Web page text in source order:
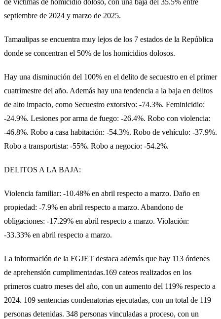
de víctimas de homicidio doloso, con una baja del 35.5% entre
septiembre de 2024 y marzo de 2025.
Tamaulipas se encuentra muy lejos de los 7 estados de la República
donde se concentran el 50% de los homicidios dolosos.
Hay una disminución del 100% en el delito de secuestro en el primer
cuatrimestre del año. Además hay una tendencia a la baja en delitos
de alto impacto, como Secuestro extorsivo: -74.3%. Feminicidio:
-24.9%. Lesiones por arma de fuego: -26.4%. Robo con violencia:
-46.8%. Robo a casa habitación: -54.3%. Robo de vehículo: -37.9%.
Robo a transportista: -55%. Robo a negocio: -54.2%.
DELITOS A LA BAJA:
Violencia familiar: -10.48% en abril respecto a marzo. Daño en
propiedad: -7.9% en abril respecto a marzo. Abandono de
obligaciones: -17.29% en abril respecto a marzo. Violación:
-33.33% en abril respecto a marzo.
La información de la FGJET destaca además que hay 113 órdenes
de aprehensión cumplimentadas.169 cateos realizados en los
primeros cuatro meses del año, con un aumento del 119% respecto a
2024. 109 sentencias condenatorias ejecutadas, con un total de 119
personas detenidas. 348 personas vinculadas a proceso, con un